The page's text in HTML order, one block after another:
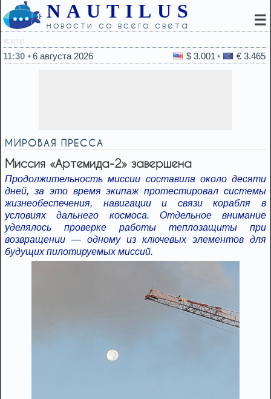
NAUTILUS
новости со всего света ☰
11:30
6 августа 2026 $ 3.001 € 3.465
МИРОВАЯ ПРЕССА
Миссия «Артемида-2» завершена
Продолжительность миссии составила около десяти
дней, за это время экипаж протестировал системы
жизнеобеспечения, навигации и связи корабля в
условиях дальнего космоса. Отдельное внимание
уделялось проверке работы теплозащиты при
возвращении — одному из ключевых элементов для
будущих пилотируемых миссий.